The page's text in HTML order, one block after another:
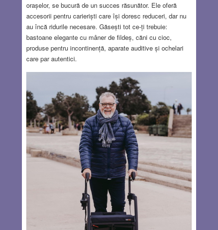
orașelor, se bucură de un succes răsunător. Ele oferă
accesorii pentru carieriști care își doresc reduceri, dar nu
au încă ridurile necesare. Găsești tot ce-ți trebuie:
bastoane elegante cu mâner de fildeș, căni cu cioc,
produse pentru incontinență, aparate auditive și ochelari
care par autentici.